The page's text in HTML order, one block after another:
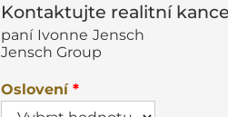
Kontaktujte realitní
paní Ivonne Jensch
Jensch Group
Oslovení *